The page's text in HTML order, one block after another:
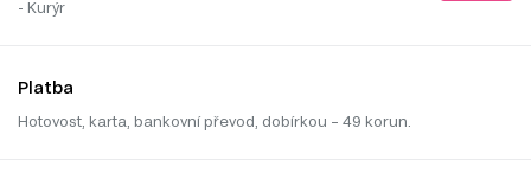
- Kurýr
Platba
Hotovost, karta, bankovní převod, dobírkou – 49 korun.